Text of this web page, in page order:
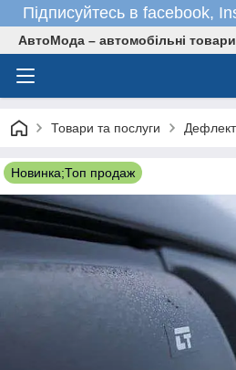
Підписуйтесь в facebook,
АвтоМода – автомобільні
Товари та послуги
Новинка;Топ продаж